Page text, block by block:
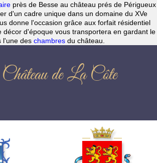
près de Besse au château prés de Périgueux
d'un cadre unique dans un domaine du XVe
donne l'occasion grâce aux forfait résidentiel
décor d'époque vous transportera en gardant le
l'une des chambres du château.
de La Côte